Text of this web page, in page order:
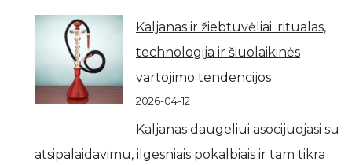
Kaljanas ir žiebtuvėliai: ritualas,
technologija ir šiuolaikinės
vartojimo tendencijos
2026-04-12
Kaljanas daugeliui asocijuojasi su
atsipalaidavimu, ilgesniais pokalbiais ir tam tikra